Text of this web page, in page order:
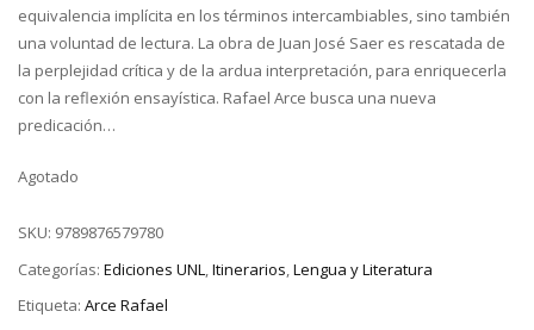
equivalencia implícita en los términos intercambiables, sino también
una voluntad de lectura. La obra de Juan José Saer es rescatada de
la perplejidad crítica y de la ardua interpretación, para enriquecerla
con la reflexión ensayística. Rafael Arce busca una nueva
predicación…
Agotado
SKU: 9789876579780
Categorías: Ediciones UNL Itinerarios Lengua y Literatura
Etiqueta: Arce Rafael